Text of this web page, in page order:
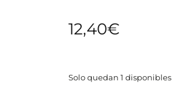
12,40€
Solo quedan 1 disponibles